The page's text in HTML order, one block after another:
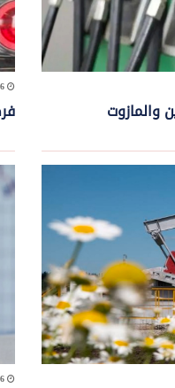
والمازوت
16 تموز, 2026
16 تموز, 2026